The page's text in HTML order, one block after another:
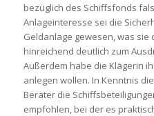
bezüglich des Schiffsfonds
Anlageinteresse sei die
Geldanlage gewesen, was
hinreichend deutlich zum
Außerdem habe die Klägerin
anlegen wollen. In Kenntnis
Berater die
empfohlen, bei der es